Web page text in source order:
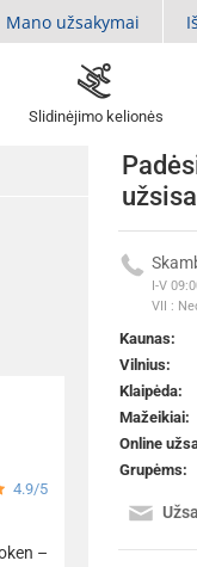
Mano užsakymai
Slidinėjimo kelionės
4.9/5
–
I-V
VII :
Kaunas:
Vilnius:
Klaipėda:
Mažeikiai:
Online
Grupėms: